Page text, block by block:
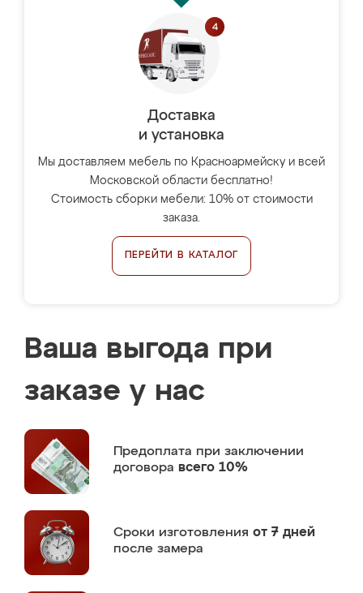
Доставка
и установка
Мы доставляем мебель по Красноармейску и всей
Московской области бесплатно!
Стоимость сборки мебели: 10% от стоимости
заказа.
ПЕРЕЙТИ В КАТАЛОГ
Ваша выгода при
заказе у нас
Предоплата при заключении
договора всего 10%
Сроки изготовления от 7 дней
после замера